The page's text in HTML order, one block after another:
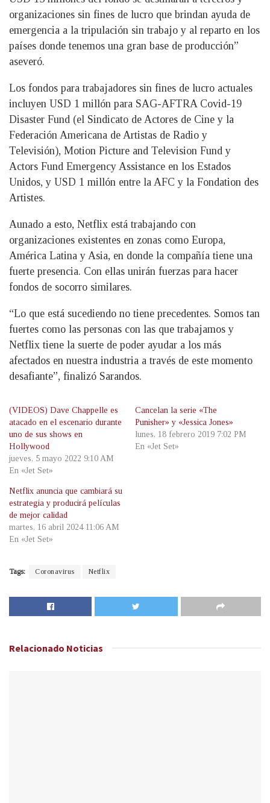
organizaciones sin fines de lucro que brindan ayuda de
emergencia a la tripulación sin trabajo y al reparto en los
países donde tenemos una gran base de producción”
aseveró.
Los fondos para trabajadores sin fines de lucro actuales
incluyen USD 1 millón para SAG-AFTRA Covid-19
Disaster Fund (el Sindicato de Actores de Cine y la
Federación Americana de Artistas de Radio y
Televisión), Motion Picture and Television Fund y
Actors Fund Emergency Assistance en los Estados
Unidos, y USD 1 millón entre la AFC y la Fondation des
Artistes.
Aunado a esto, Netflix está trabajando con
organizaciones existentes en zonas como Europa,
América Latina y Asia, en donde la compañía tiene una
fuerte presencia. Con ellas unirán fuerzas para hacer
fondos de socorro similares.
“Lo que está sucediendo no tiene precedentes. Somos tan
fuertes como las personas con las que trabajamos y
Netflix tiene la suerte de poder ayudar a los más
afectados en nuestra industria a través de este momento
desafiante”, finalizó Sarandos.
(VIDEOS) Dave Chappelle es
atacado en el escenario durante
uno de sus shows en
Hollywood
jueves, 5 mayo 2022 9:10 AM
En «Jet Set»
Cancelan la serie «The
Punisher» y «Jessica Jones»
lunes, 18 febrero 2019 7:02 PM
En «Jet Set»
Netflix anuncia que cambiará su
estrategia y producirá películas
de mejor calidad
martes, 16 abril 2024 11:06 AM
En «Jet Set»
Tags: Coronavirus Netflix
Relacionado Noticias